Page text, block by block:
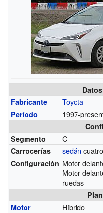
Fabricante
Toyota
Período 1997-
Segmento
C
Carrocerías sedán
Configuración Motor
Motor
ruedas
Motor
Híbrido